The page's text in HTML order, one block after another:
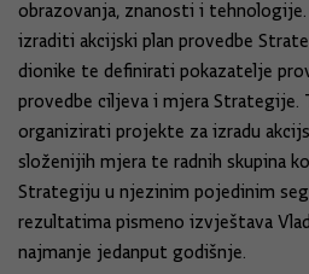
obrazovanja, znanosti i
izraditi akcijski plan provedbe
dionike te definirati pokazatelje
provedbe ciljeva i mjera Strategije.
organizirati projekte za izradu
složenijih mjera te radnih skupina
Strategiju u njezinim pojedinim
rezultatima pismeno izvještava
najmanje jedanput godišnje.